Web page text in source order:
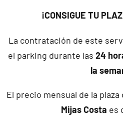
¡CONSIGUE TU
La contratación de este
el parking durante las 24
la
El precio mensual de la
Mijas Costa es